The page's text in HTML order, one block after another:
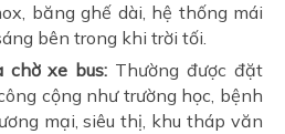
băng ghế dài, hệ thống mái
bên trong khi trời tối.
chờ xe bus: Thường được đặt
cộng như trường học, bệnh
mại, siêu thị, khu tháp văn